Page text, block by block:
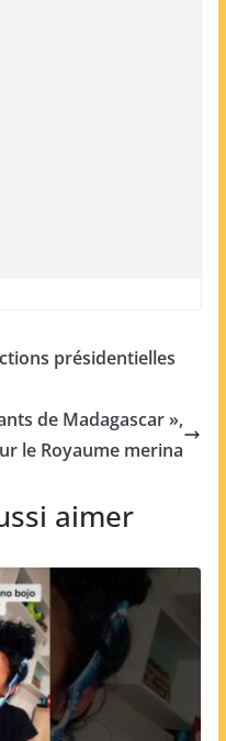
présidentielles
de Madagascar »,
le Royaume merina
aimer